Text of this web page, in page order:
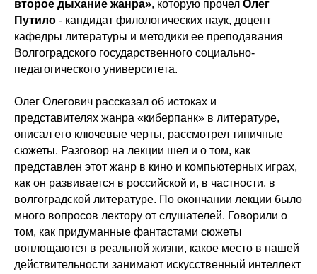
второе дыхание жанра», которую прочел Олег
Путило - кандидат филологических наук, доцент
кафедры литературы и методики ее преподавания
Волгоградского государственного социально-
педагогического университета.
Олег Олегович рассказал об истоках и
представителях жанра «киберпанк» в литературе,
описал его ключевые черты, рассмотрел типичные
сюжеты. Разговор на лекции шел и о том, как
представлен этот жанр в кино и компьютерных играх,
как он развивается в российской и, в частности, в
волгоградской литературе. По окончании лекции было
много вопросов лектору от слушателей. Говорили о
том, как придуманные фантастами сюжеты
воплощаются в реальной жизни, какое место в нашей
действительности занимают искусственный интеллект